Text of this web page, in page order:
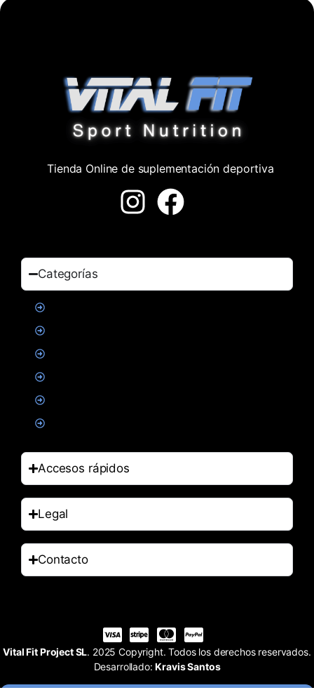
Tienda Online de suplementación deportiva
Categorías
Accesos rápidos
Legal
Contacto
Vital Fit Project SL. 2025 Copyright. Todos los derechos reservados.
Desarrollado:Kravis Santos